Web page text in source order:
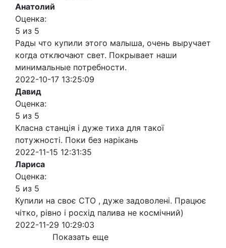
Анатолий
Оценка:
5 из 5
Рады что купили этого малыша, очень выручает
когда отключают свет. Покрывает наши
минимальные потребности.
2022-10-17 13:25:09
Давид
Оценка:
5 из 5
Класна станція і дуже тиха для такої
потужності. Поки без нарікань
2022-11-15 12:31:35
Лариса
Оценка:
5 из 5
Купили на своє СТО , дуже задоволені. Працює
чітко, рівно і росхід палива не космічний)
2022-11-29 10:29:03
Показать еще